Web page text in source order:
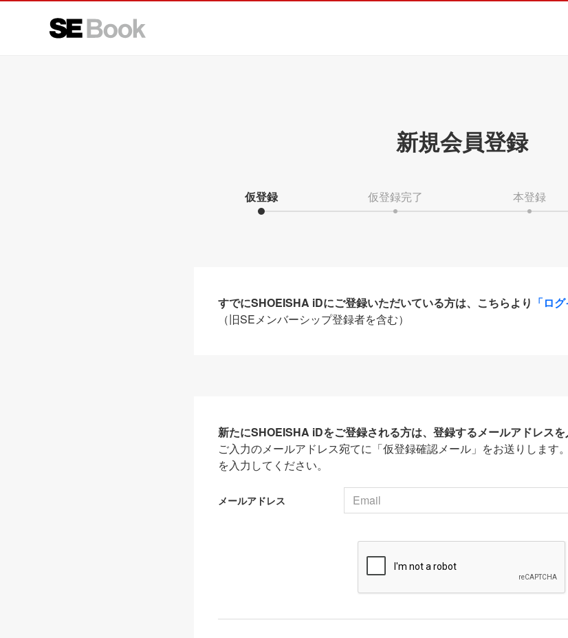
新規会員登録
仮登録 仮登録完了 本登録
すでにSHOEISHA iDにご登録いただいている方は、こちらより 「ロ
（旧SEメンバーシップ登録者を含む）
新たにSHOEISHA iDをご登録される方は、登録するメールアドレスを
ご入力のメールアドレス宛てに「仮登録確認メール」をお送りします
を入力してください。
メールアドレス